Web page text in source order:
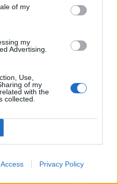
of my
my
Advertising.
Use,
of my
with the
collected.
Privacy Policy